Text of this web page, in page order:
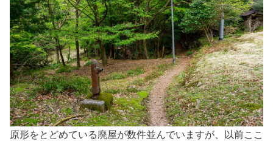
原形をとどめている廃屋が数件並んでいますが、以前ここ